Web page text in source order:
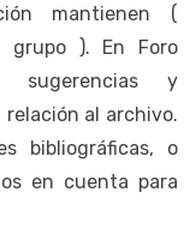
mantienen (
grupo ). En Foro
sugerencias y
al archivo.
bibliográficas, o
en cuenta para